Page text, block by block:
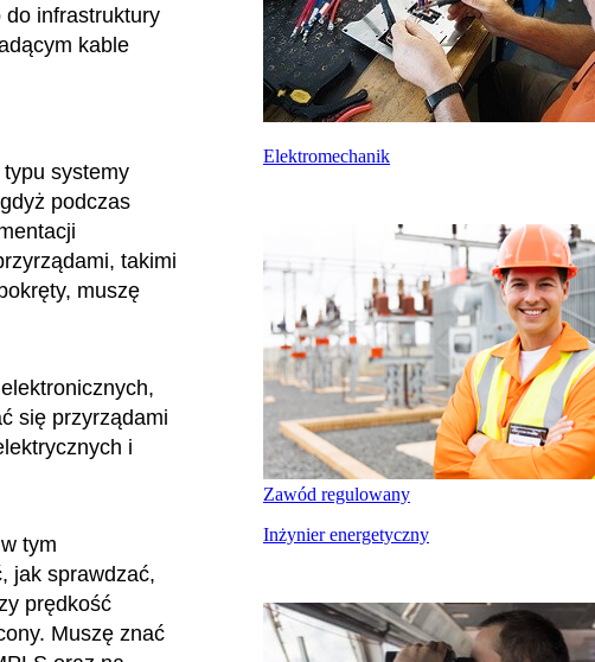
do infrastruktury
kable
systemy
podczas
takimi
muszę
się przyrządami
i
tym
jak sprawdzać,
prędkość
Muszę znać
Elektromechanik
Zawód regulowany
Inżynier energetyczny